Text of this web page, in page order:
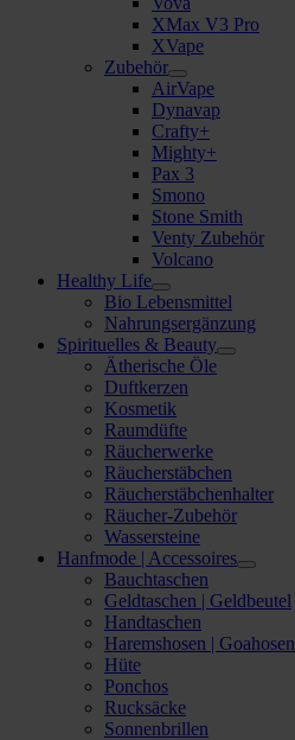
XMax V3 Pro
XVape
Zubehör
AirVape
Dynavap
Crafty+
Mighty+
Pax 3
Smono
Stone Smith
Venty Zubehör
Volcano
Healthy Life
Bio Lebensmittel
Nahrungsergänzung
Spirituelles & Beauty
Ätherische Öle
Duftkerzen
Kosmetik
Raumdüfte
Räucherwerke
Räucherstäbchen
Räucherstäbchenhalter
Räucher-Zubehör
Wassersteine
Hanfmode | Accessoires
Bauchtaschen
Geldtaschen | Geldbeutel
Handtaschen
Haremshosen | Goahosen
Hüte
Ponchos
Rucksäcke
Sonnenbrillen